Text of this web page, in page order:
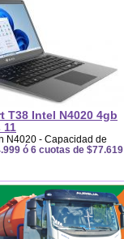
T38 Intel N4020 4gb
11
N4020 - Capacidad de
ó 6 cuotas de $77.619